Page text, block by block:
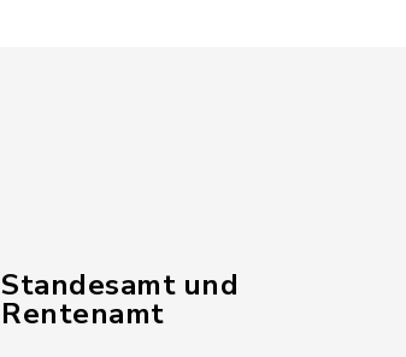
Standesamt und
Rentenamt